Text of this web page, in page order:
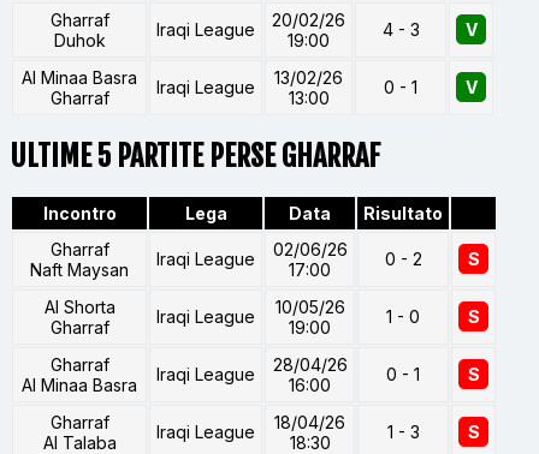
Gharraf
Duhok
Iraqi League
20/02/26
19:00
4 - 3 V
Al Minaa Basra
Gharraf
Iraqi League
13/02/26
13:00
0 - 1 V
ULTIME 5 PARTITE PERSE GHARRAF
Incontro Lega Data
Risultato
Gharraf
Naft Maysan
Iraqi League
02/06/26
17:00
0 - 2 S
Al Shorta
Gharraf
Iraqi League
10/05/26
19:00
1 - 0 S
Gharraf
Al Minaa Basra
Iraqi League
28/04/26
16:00
0 - 1 S
Gharraf
Al Talaba
Iraqi League
18/04/26
18:30
1 - 3 S